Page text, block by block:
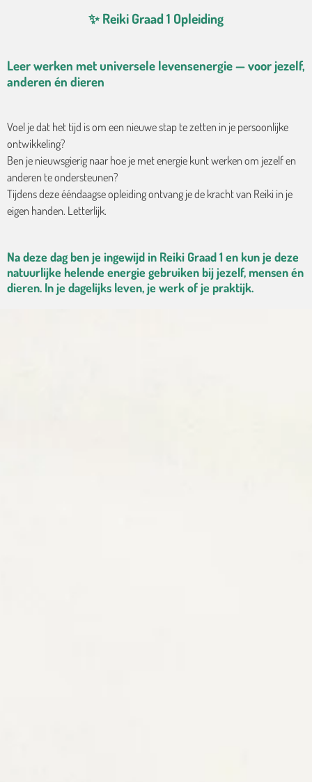
✨ Reiki Graad 1 Opleiding
Leer werken met universele levensenergie — voor jezelf,
anderen én dieren
Voel je dat het tijd is om een nieuwe stap te zetten in je persoonlijke
ontwikkeling?
Ben je nieuwsgierig naar hoe je met energie kunt werken om jezelf en
anderen te ondersteunen?
Tijdens deze ééndaagse opleiding ontvang je de kracht van Reiki in je
eigen handen. Letterlijk.
Na deze dag ben je ingewijd in Reiki Graad 1 en kun je deze
natuurlijke helende energie gebruiken bij jezelf, mensen én
dieren. In je dagelijks leven, je werk of je praktijk.